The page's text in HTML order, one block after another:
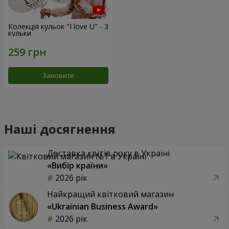
Колекція кульок "I love U" - 3
кульки
Замовити
Наші досягнення
Доставка квітів року в Україні
«Вибір країни»
2026 рік
Найкращий квітковий магазин
«Ukrainian Business Award»
2026 рік